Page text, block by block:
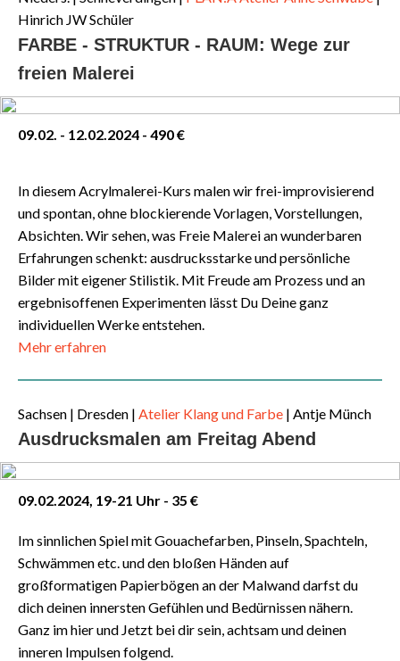
Hinrich JW Schüler
FARBE - STRUKTUR - RAUM: Wege zur
freien Malerei
09.02. - 12.02.2024 - 490 €
In diesem Acrylmalerei-Kurs malen wir frei-improvisierend
und spontan, ohne blockierende Vorlagen, Vorstellungen,
Absichten. Wir sehen, was Freie Malerei an wunderbaren
Erfahrungen schenkt: ausdrucksstarke und persönliche
Bilder mit eigener Stilistik. Mit Freude am Prozess und an
ergebnisoffenen Experimenten lässt Du Deine ganz
individuellen Werke entstehen.
Mehr erfahren
Sachsen | Dresden | Atelier Klang und Farbe | Antje Münch
Ausdrucksmalen am Freitag Abend
09.02.2024, 19-21 Uhr - 35 €
Im sinnlichen Spiel mit Gouachefarben, Pinseln, Spachteln,
Schwämmen etc. und den bloßen Händen auf
großformatigen Papierbögen an der Malwand darfst du
dich deinen innersten Gefühlen und Bedürnissen nähern.
Ganz im hier und Jetzt bei dir sein, achtsam und deinen
inneren Impulsen folgend.